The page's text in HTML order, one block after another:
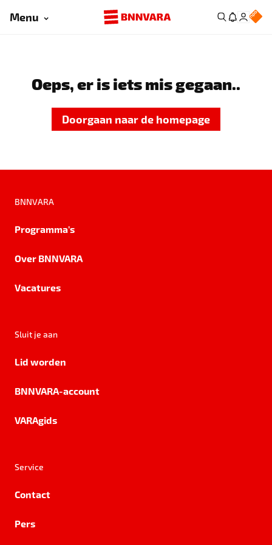
Menu
Oeps, er is iets mis gegaan..
Doorgaan naar de homepage
BNNVARA
Programma's
Over BNNVARA
Vacatures
Sluit je aan
Lid worden
BNNVARA-account
VARAgids
Service
Contact
Pers